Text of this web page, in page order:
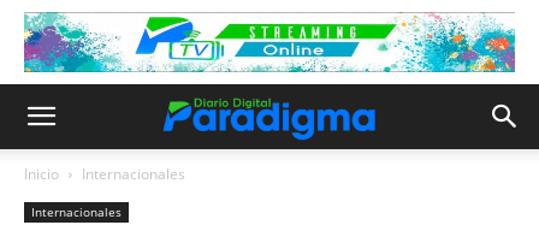
Inicio Internacionales
Internacionales